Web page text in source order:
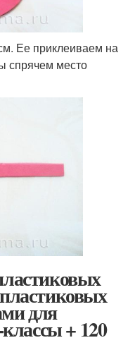
Ее приклеиваем на
спрячем место
для
+ 120